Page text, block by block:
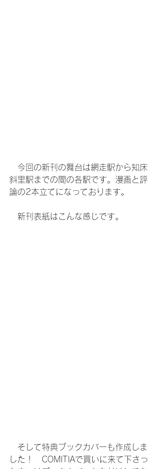
今回の新刊の舞台は網走駅から知床
斜里駅までの間の各駅です。漫画と評
論の2本立てになっております。
新刊表紙はこんな感じです。
そして特典ブックカバーも作成しま
した！　COMITIAで買いに来て下さっ